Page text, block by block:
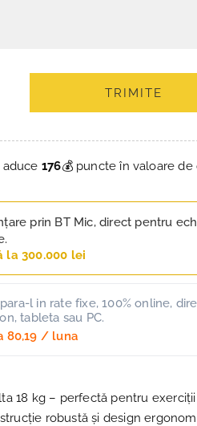
TRIMITE
aduce 176💰 puncte în valoare de
prin BT Mic, direct pentru
la 300.000 lei
l in rate fixe, 100% online,
tableta sau PC.
80,19 / luna
18 kg – perfectă pentru
robustă și design